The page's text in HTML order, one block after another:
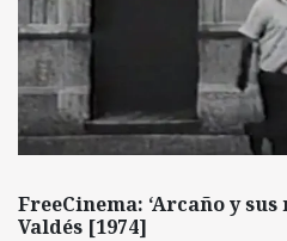
FreeCinema: ‘Arcaño y
Valdés [1974]